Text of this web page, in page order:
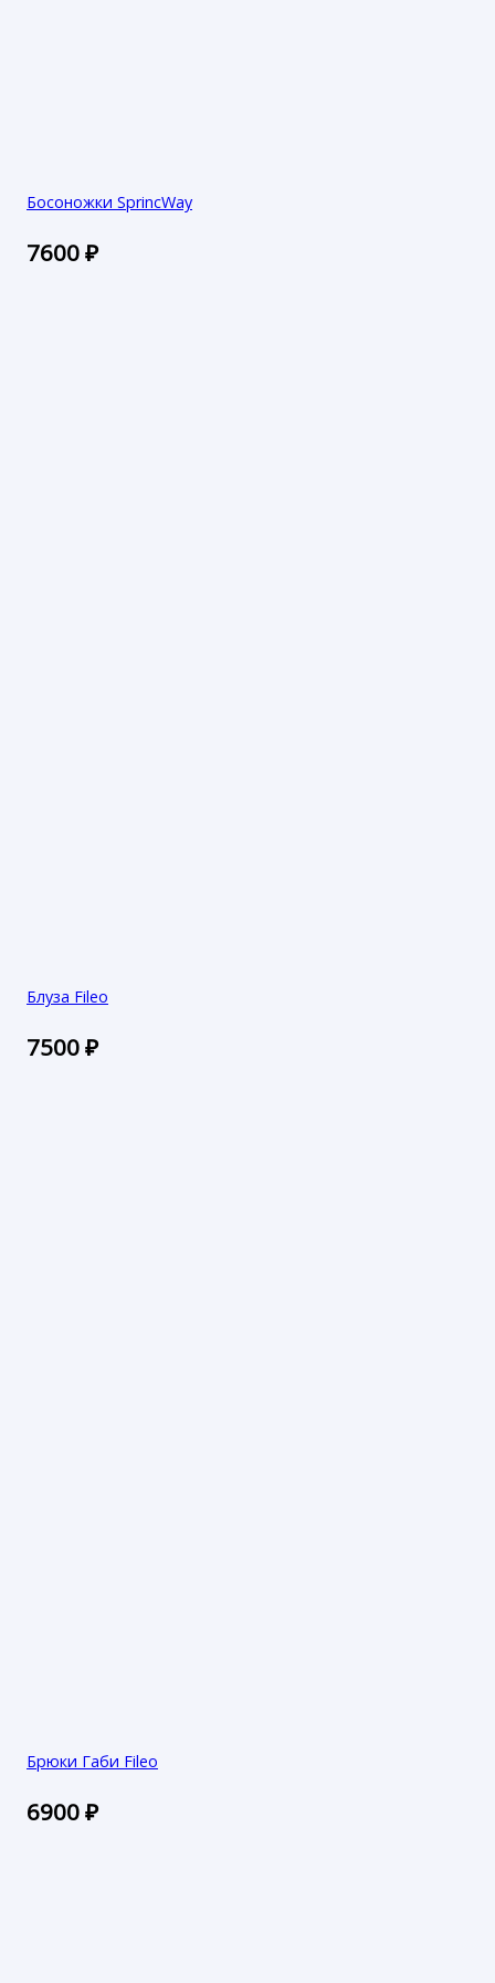
Босоножки SprincWay
7600₽
Блуза Fileo
7500₽
Брюки Габи Fileo
6900₽